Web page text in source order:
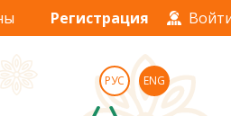
Регистрация
РУС ENG